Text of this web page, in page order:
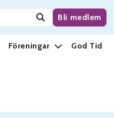
Bli medlem
Föreningar God Tid